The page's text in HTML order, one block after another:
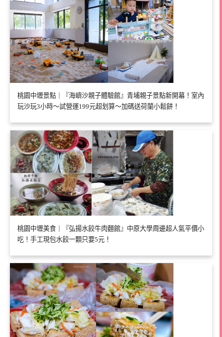
桃園中壢景點｜『海嶼沙親子體驗館』青埔親子景點新開幕！室內
玩沙玩3小時～試營運199元超划算～加碼送荷蘭小鬆餅！
桃園中壢美食｜『弘揚水餃牛肉麵館』中原大學周邊超人氣平價小
吃！手工現包水餃一顆只要5元！